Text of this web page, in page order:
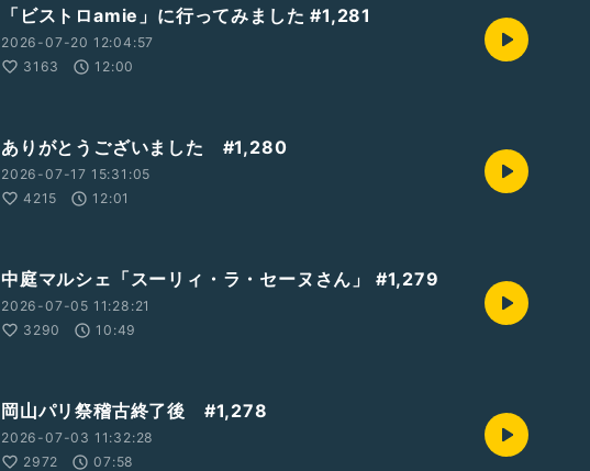
「ビストロamie」に行ってみました #1,281
2026-07-20 12:04:57
3163
12:00
ありがとうございました #1,280
2026-07-17 15:31:05
4215
12:01
中庭マルシェ「スーリィ・ラ・セーヌさん」 #1,279
2026-07-05 11:28:21
3290
10:49
岡山パリ祭稽古終了後 #1,278
2026-07-03 11:32:28
2972
07:58